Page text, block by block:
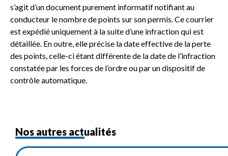
s’agit d’un document purement informatif notifiant au
conducteur le nombre de points sur son permis. Ce courrier
est expédié uniquement à la suite d’une infraction qui est
détaillée. En outre, elle précise la date effective de la perte
des points, celle-ci étant différente de la date de l’infraction
constatée par les forces de l’ordre ou par un dispositif de
contrôle automatique.
Nos autres actualités